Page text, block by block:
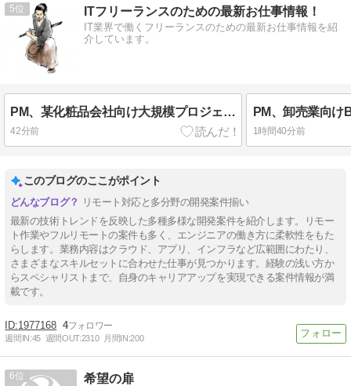
5 ITフリーランスのための最新お仕事情報！
IT業界で働くフリーランスのための最新お仕事情報を紹
介しています。
PM、某化粧品会社向け大規模プロジェクト案件
42分前 1時間40分前
このブログのここがポイント
リモート対応と多分野の開発案件揃い
最新の技術トレンドを反映した多種多様な開発案件を紹介します。リモー
ト作業やフルリモートの案件も多く、エンジニアの働き方に柔軟性をもた
らします。業務内容はクラウド、アプリ、インフラなど広範囲にわたり、
さまざまなスキルセットに合わせた仕事が見つかります。経験の浅い方か
らスペシャリストまで、自身のキャリアアップを実現できる案件情報が満
載です。
1977168 4
週間IN:45 週間OUT:2310 月間IN:200
6 希望の扉